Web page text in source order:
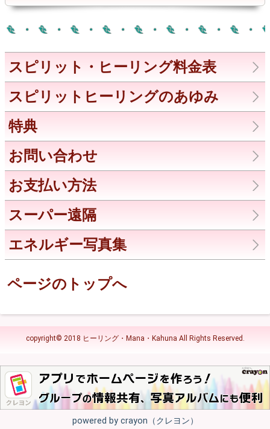
スピリット・ヒーリング料金表
スピリットヒーリングのあゆみ
特典
お問い合わせ
お支払い方法
スーパー遠隔
エネルギー写真集
ページのトップへ
copyright© 2018 ヒーリング・Mana・Kahuna All Rights Reserved.
powered by crayon（クレヨン）